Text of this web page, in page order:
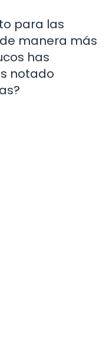
para las
manera más
has
notado